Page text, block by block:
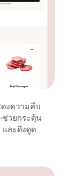
งความคืบ
วยกระตุ้น
และดึงดูด